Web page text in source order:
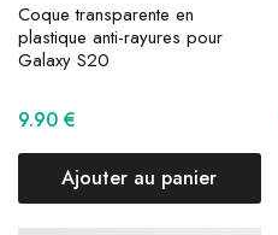
Coque transparente en
plastique anti-rayures pour
Galaxy S20
9.90 €
Ajouter au panier